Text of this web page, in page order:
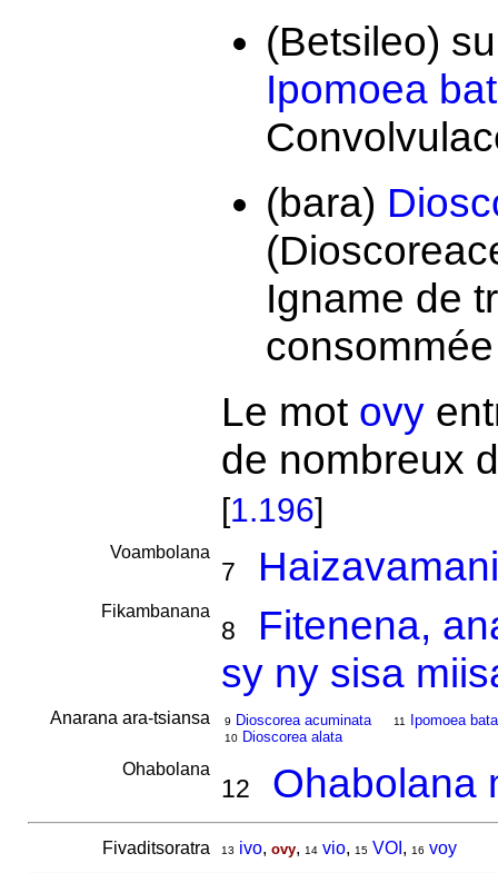
(Betsileo)
Ipomoea
(bara)
Igname de
Le mot ovy
de nombreux
[1.196]
Voambolana
7
Fikambanana
8
Fitenena,
sy ny sisa
Anarana ara-tsiansa 9 Dioscorea acuminata
10 Dioscorea alata
11 Ipomoea
Ohabolana
12 Ohabolana
Fivaditsoratra 13 ivo, ovy, 14 vio, 15 VOI , 16 voy